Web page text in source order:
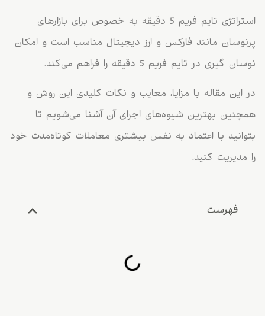
استراتژی تایم فریم 5 دقیقه به خصوص برای بازارهای
پرنوسان مانند فارکس و ارز دیجیتال مناسب است و امکان
نوسان گیری در تایم فریم 5 دقیقه را فراهم می‌کند.
در این مقاله با مزایا، معایب و نکات کلیدی این روش و
همچنین بهترین شیوه‌های اجرای آن آشنا می‌شویم تا
بتوانید با اعتماد به نفس بیشتری معاملات کوتاه‌مدت خود
را مدیریت کنید.
فهرست